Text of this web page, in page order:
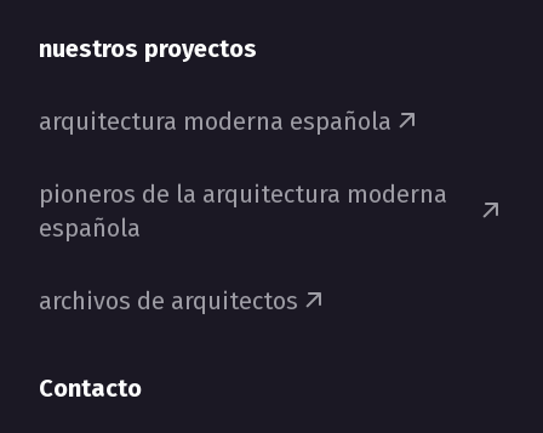
nuestros proyectos
arquitectura moderna española
pioneros de la arquitectura moderna
española
archivos de arquitectos
Contacto